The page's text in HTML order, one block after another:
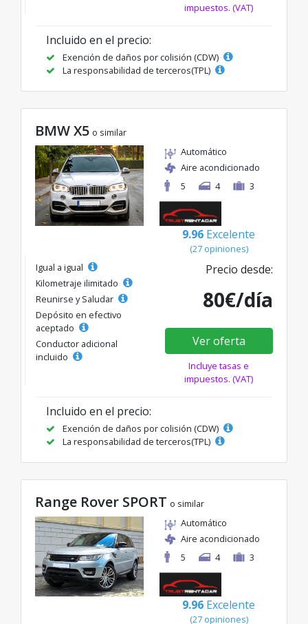
impuestos. (VAT)
Incluido en el precio:
Exención de daños por colisión (CDW)
La responsabilidad de terceros(TPL)
BMW X5 o similar
Automático
Aire acondicionado
5
4 3
9.96 Excelente
(27 opiniones)
Igual a igual
Kilometraje ilimitado
Reunirse y Saludar
Depósito en efectivo
aceptado
Conductor adicional
incluido
Precio desde:
80€/día
Ver oferta
Incluye tasas e
impuestos. (VAT)
Incluido en el precio:
Exención de daños por colisión (CDW)
La responsabilidad de terceros(TPL)
Range Rover SPORT o similar
Automático
Aire acondicionado
5
4 3
9.96 Excelente
(27 opiniones)